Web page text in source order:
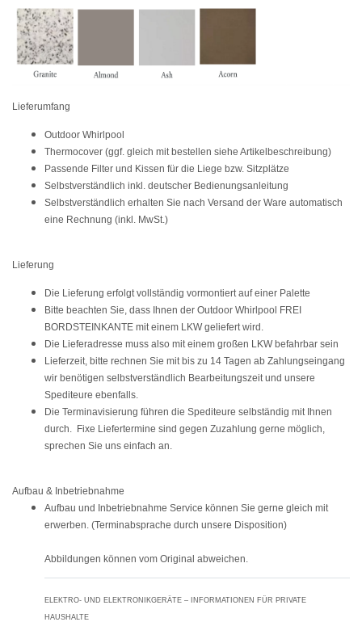
Lieferumfang
Outdoor Whirlpool
Thermocover (ggf. gleich mit bestellen siehe Artikelbeschreibung)
Passende Filter und Kissen für die Liege bzw. Sitzplätze
Selbstverständlich inkl. deutscher Bedienungsanleitung
Selbstverständlich erhalten Sie nach Versand der Ware automatisch
eine Rechnung (inkl. MwSt.)
Lieferung
Die Lieferung erfolgt vollständig vormontiert auf einer Palette
Bitte beachten Sie, dass Ihnen der Outdoor Whirlpool FREI
BORDSTEINKANTE mit einem LKW geliefert wird.
Die Lieferadresse muss also mit einem großen LKW befahrbar sein
Lieferzeit, bitte rechnen Sie mit bis zu 14 Tagen ab Zahlungseingang
wir benötigen selbstverständlich Bearbeitungszeit und unsere
Spediteure ebenfalls.
Die Terminavisierung führen die Spediteure selbständig mit Ihnen
durch. Fixe Liefertermine sind gegen Zuzahlung gerne möglich,
sprechen Sie uns einfach an.
Aufbau & Inbetriebnahme
Aufbau und Inbetriebnahme Service können Sie gerne gleich mit
erwerben. (Terminabsprache durch unsere Disposition)
Abbildungen können vom Original abweichen.
ELEKTRO- UND ELEKTRONIKGERÄTE – INFORMATIONEN FÜR PRIVATE
HAUSHALTE